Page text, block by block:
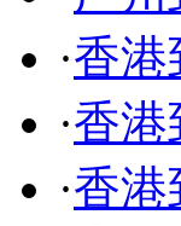
·香港
·香港
·香港